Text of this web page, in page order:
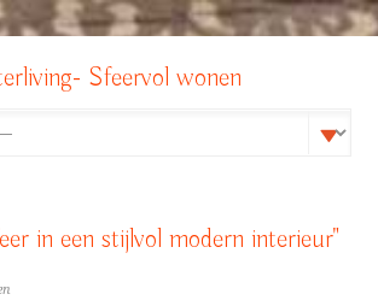
Sfeervol wonen
in een stijlvol modern interieur"